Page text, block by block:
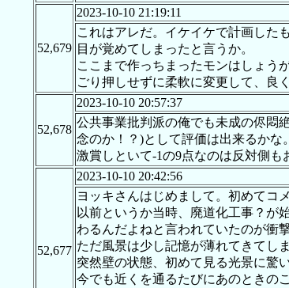
52,679
2023-10-10 21:19:11
これはアレだ。イケイケで計画した
目が覚めてしまったと言うか。
ここまで作っちまったモンはしょう
ごり押しせずに柔軟に変更して、良
52,678
2023-10-10 20:57:37
公共事業批判派の俺でも未成の侭悶
念のか！？)として評価は出来るか
激賞しといて-1の9点なのは反対側も
52,677
2023-10-10 20:42:56
ヨッキさんはじめまして。初めてコ
以前というか当時、廃道化工事？が
わるんだよねと言われていたのが衝
ただ風景は少し記憶が薄れてきてし
突然壁の状態、初めて見る光景に驚
今でも近くを通るたびにあのときの